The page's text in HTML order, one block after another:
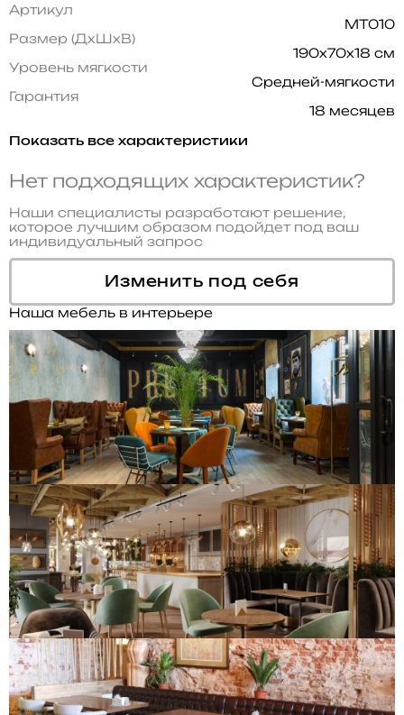
Артикул
MT010
Размер (ДхШхВ)
190x70x18 см
Уровень мягкости
Средней-мягкости
Гарантия
18 месяцев
Показать все характеристики
Нет подходящих характеристик?
Наши специалисты разработают решение,
которое лучшим образом подойдет под ваш
индивидуальный запрос
Изменить под себя
Наша мебель в интерьере